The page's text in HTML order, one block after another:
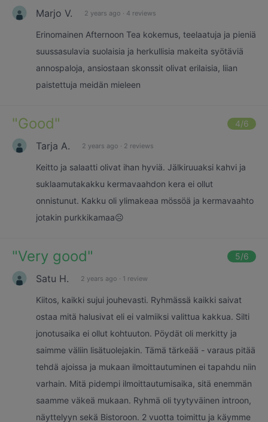
Marjo V. 2 years ago · 4 reviews
Erinomainen Afternoon Tea kokemus, teelaatuja ja pieniä
suussasulavia suolaisia ja herkullisia makeita syötäviä
annospaloja, ansiostaan skonssit olivat erilaisia, liian
paistettuja meidän mieleen
"Good" 4/6
Tarja A. 2 years ago · 2 reviews
Keitto ja salaatti olivat ihan hyviä. Jälkiruuaksi kahvi ja
suklaamutakakku kermavaahdon kera ei ollut
onnistunut. Kakku oli ylimakeaa mössöä ja kermavaahto
jotakin purkkikamaa☹️
"Very good" 5/6
Satu H. 2 years ago · 1 review
Kiitos, kaikki sujui jouhevasti. Ryhmässä kaikki saivat
ostaa mitä halusivat eli ei valmiiksi valittua kakkua. Silti
jonotusaika ei ollut kohtuuton. Pöydät oli merkitty ja
saimme väliin lisätuolejakin. Tämä tärkeää - varaus pitää
tehdä ajoissa ja mukaan ilmoittautuminen ei tapahdu niin
varhain. Mitä pidempi ilmoittautumisaika, sitä enemmän
saamme väkeä mukaan. Ryhmä oli tyytyväinen introon,
näyttelyyn sekä Bistoroon. 2 vuotta toimittu ja käymme